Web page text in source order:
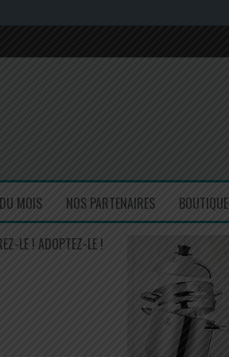
MOIS NOS PARTENAIRES BOUTIQUE
LE ! ADOPTEZ-LE !